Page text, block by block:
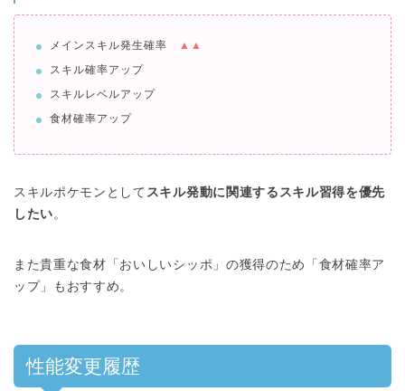
メインスキル発生確率
▲▲
スキル確率アップ
スキルレベルアップ
食材確率アップ
スキルポケモンとして スキル発動に関連するスキル習得を優先
したい。
また貴重な食材「おいしいシッポ」の獲得のため「食材確率ア
ップ」もおすすめ。
性能変更履歴